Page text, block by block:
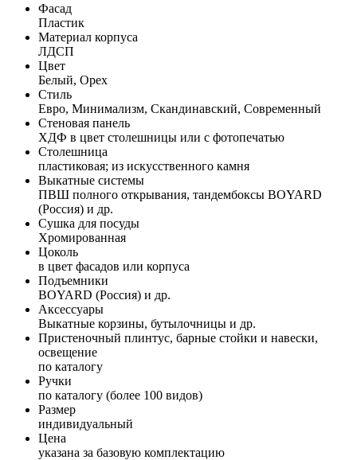
Фасад
Пластик
Материал корпуса
ЛДСП
Цвет
Белый, Орех
Стиль
Евро, Минимализм, Скандинавский, Современный
Стеновая панель
ХДФ в цвет столешницы или с фотопечатью
Столешница
пластиковая; из искусственного камня
Выкатные системы
ПВШ полного открывания, тандембоксы BOYARD
(Россия) и др.
Сушка для посуды
Хромированная
Цоколь
в цвет фасадов или корпуса
Подъемники
BOYARD (Россия) и др.
Аксессуары
Выкатные корзины, бутылочницы и др.
Пристеночный плинтус, барные стойки и навески,
освещение
по каталогу
Ручки
по каталогу (более 100 видов)
Размер
индивидуальный
Цена
указана за базовую комплектацию